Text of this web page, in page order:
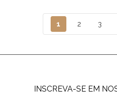
1 2 3
INSCREVA-SE EM